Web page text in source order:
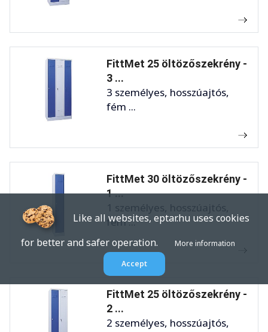
FittMet 25 öltözőszekrény -
3 ...
3 személyes, hosszúajtós,
fém ...
FittMet 30 öltözőszekrény -
1 ...
1 személyes, hosszúajtós,
fém ...
FittMet 25 öltözőszekrény -
2 ...
2 személyes, hosszúajtós,
Like all websites, eptar.hu uses cookies
for better and safer operation.
More information
Accept